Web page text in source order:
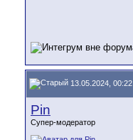
13.05.2024, 00:22
Pin
Супер-модератор